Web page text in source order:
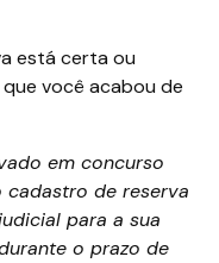
está certa ou
você acabou de
em concurso
de reserva
para a sua
o prazo de